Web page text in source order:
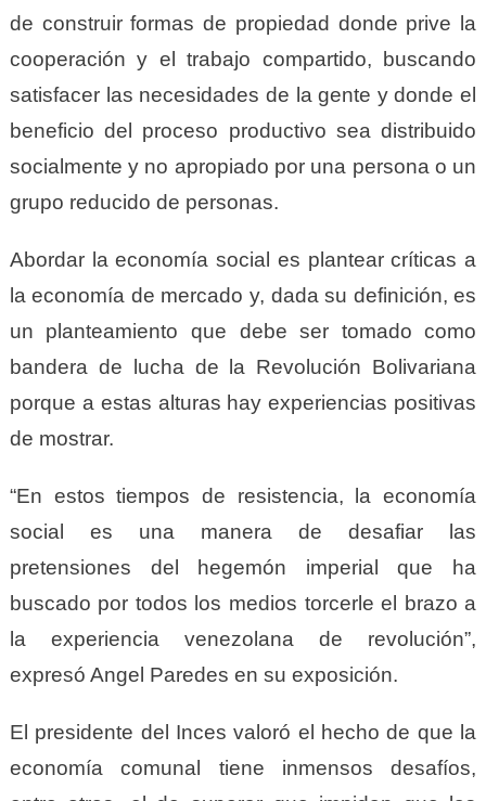
de construir formas de propiedad donde prive la
cooperación y el trabajo compartido, buscando
satisfacer las necesidades de la gente y donde el
beneficio del proceso productivo sea distribuido
socialmente y no apropiado por una persona o un
grupo reducido de personas.
Abordar la economía social es plantear críticas a
la economía de mercado y, dada su definición, es
un planteamiento que debe ser tomado como
bandera de lucha de la Revolución Bolivariana
porque a estas alturas hay experiencias positivas
de mostrar.
“En estos tiempos de resistencia, la economía
social es una manera de desafiar las
pretensiones del hegemón imperial que ha
buscado por todos los medios torcerle el brazo a
la experiencia venezolana de revolución”,
expresó Angel Paredes en su exposición.
El presidente del Inces valoró el hecho de que la
economía comunal tiene inmensos desafíos,